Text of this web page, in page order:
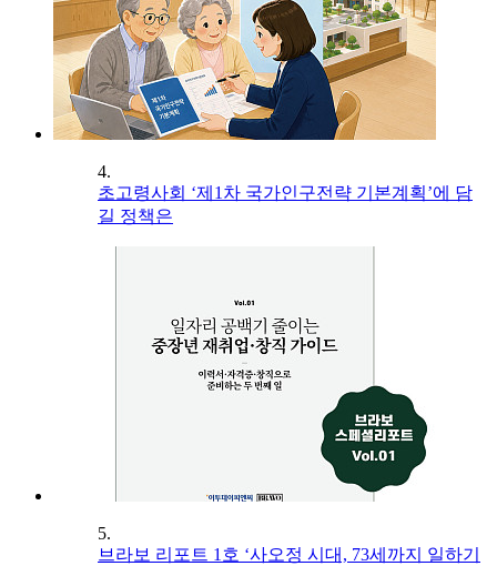
4.
초고령사회 ‘제1차 국가인구전략 기본계획’에 담
길 정책은
5.
브라보 리포트 1호 ‘사오정 시대, 73세까지 일하기